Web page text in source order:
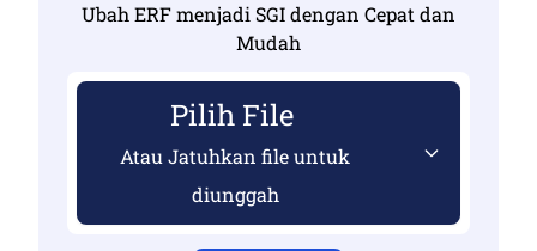
Ubah ERF menjadi SGI dengan Cepat dan
Mudah
Pilih File
Atau Jatuhkan file untuk
diunggah